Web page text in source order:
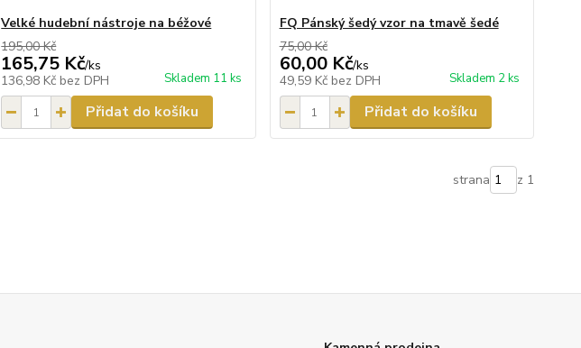
Velké hudební nástroje na béžové
195,00 Kč
165,75 Kč/ks
136,98 Kč bez DPH Skladem 11 ks
Přidat do košíku
FQ Pánský šedý vzor na tmavě šedé
75,00 Kč
60,00 Kč/ks
49,59 Kč bez DPH Skladem 2 ks
Přidat do košíku
strana z 1